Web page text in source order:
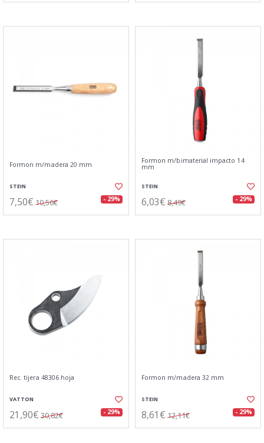
Formon m/madera 20 mm
STEIN
7,50€ 10,56€ - 29%
Formon m/bimaterial impacto 14
mm
STEIN
6,03€ 8,49€ - 29%
Rec. tijera 48306 hoja
VATTON
21,90€ 30,82€ - 29%
Formon m/madera 32 mm
STEIN
8,61€ 12,11€ - 29%